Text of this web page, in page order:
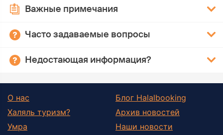
Важные примечания
Часто задаваемые вопросы
Недостающая информация?
О нас
Халяль туризм?
Умра
Блог Halalbooking
Архив новостей
Наши новости